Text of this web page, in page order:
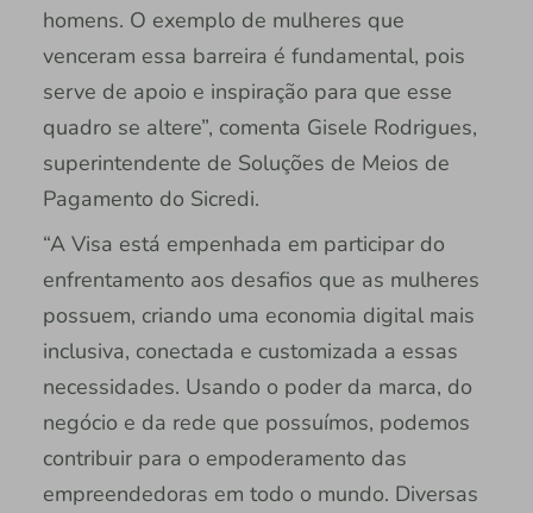
homens. O exemplo de mulheres que
venceram essa barreira é fundamental, pois
serve de apoio e inspiração para que esse
quadro se altere”, comenta Gisele Rodrigues,
superintendente de Soluções de Meios de
Pagamento do Sicredi.
“A Visa está empenhada em participar do
enfrentamento aos desafios que as mulheres
possuem, criando uma economia digital mais
inclusiva, conectada e customizada a essas
necessidades. Usando o poder da marca, do
negócio e da rede que possuímos, podemos
contribuir para o empoderamento das
empreendedoras em todo o mundo. Diversas